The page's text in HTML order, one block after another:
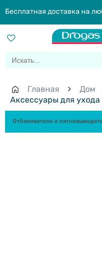
Бесплатная доставка на
Главная Дом
Аксессуары для
Отбеливатели и